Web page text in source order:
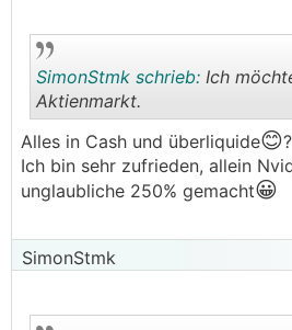
den Gehältern. 10.000€-
Quadratmeter bei den
lächerlich und frustrierend
..
SimonStmk schrieb: Ich
Aktienmarkt.
Alles in Cash und überliquide😊?
Ich bin sehr zufrieden, allein
unglaubliche 250% gemacht😀
SimonStmk